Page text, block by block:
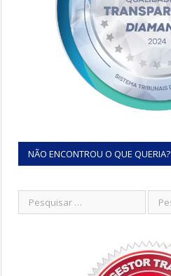
NÃO ENCONTROU O QUE QUERIA?